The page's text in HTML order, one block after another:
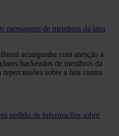
mensagens de membros da lava
acompanha com atenção a
hackeados de membros da
sobre a luta contra
pedido de informações sobre